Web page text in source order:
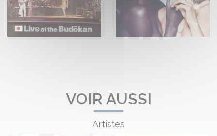
VOIR AUSSI
Artistes